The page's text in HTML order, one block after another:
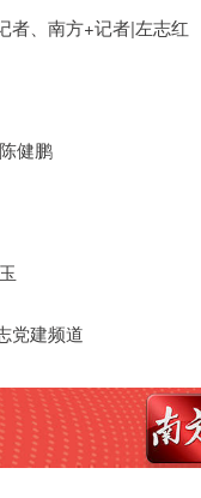
者、南方+记者|左志红
健鹏
党建频道